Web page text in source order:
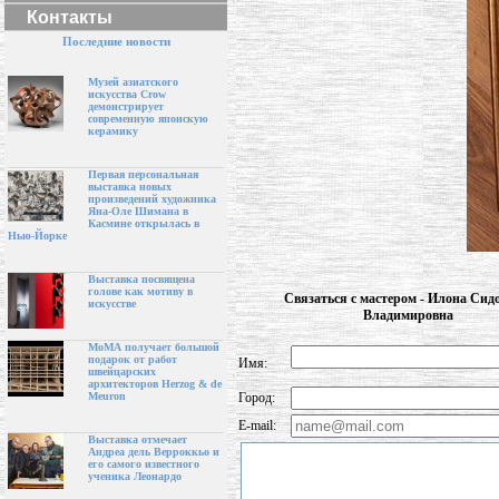
Контакты
Последние новости
Музей азиатского
искусства Crow
демонстрирует
современную японскую
керамику
Первая персональная
выставка новых
произведений художника
Яна-Оле Шимана в
Касмине открылась в
Нью-Йорке
Выставка посвящена
голове как мотиву в
искусстве
МоМА получает большой
подарок от работ
швейцарских
архитекторов Herzog & de
Meuron
Выставка отмечает
Андреа дель Верроккьо и
его самого известного
ученика Леонардо
Связаться с мастером - Илона
Владимировна
Имя:
Город:
E-mail: